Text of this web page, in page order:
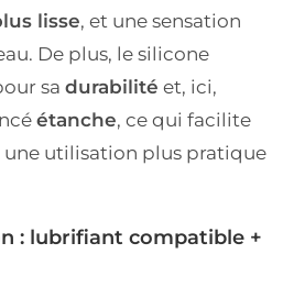
lisse, et une sensation
De plus, le silicone
sa durabilité et, ici,
étanche, ce qui facilite
une utilisation plus pratique
: lubrifiant compatible +